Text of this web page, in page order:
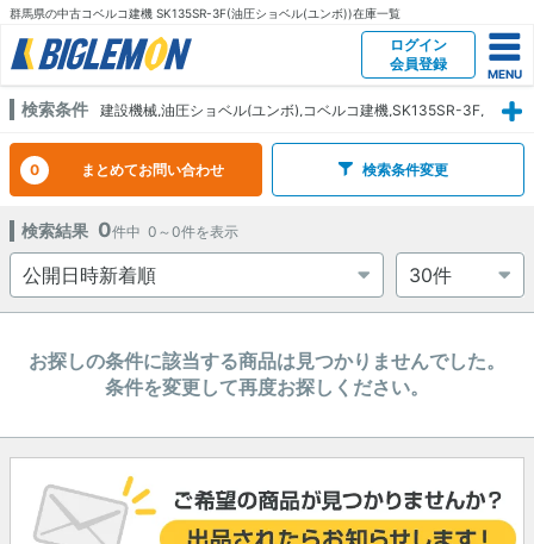
群馬県の中古コベルコ建機 SK135SR-3F(油圧ショベル(ユンボ))在庫一覧
ログイン
会員登録
検索条件
建設機械,油圧ショベル(ユンボ),コベルコ建機,SK135SR-3F,
0 まとめてお問い合わせ 検索条件変更
検索結果 0件中 0～0件を表示
お探しの条件に該当する商品は見つかりませんでした。
条件を変更して再度お探しください。